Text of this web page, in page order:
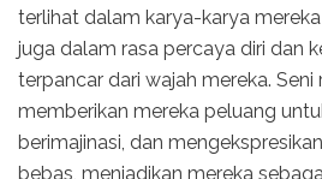
terlihat dalam karya-karya
juga dalam rasa percaya diri dan
terpancar dari wajah mereka. Seni
memberikan mereka peluang
berimajinasi, dan
bebas, menjadikan mereka